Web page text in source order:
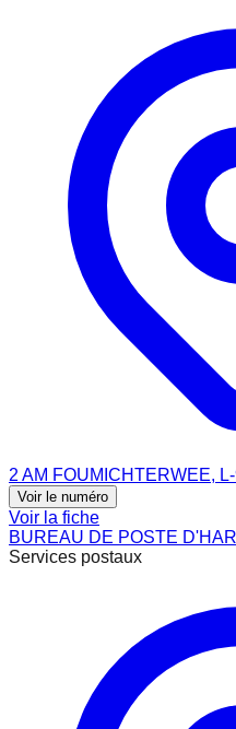
2 AM FOUMICHTERWEE,
Voir le numéro
Voir la fiche
BUREAU DE POSTE
Services postaux